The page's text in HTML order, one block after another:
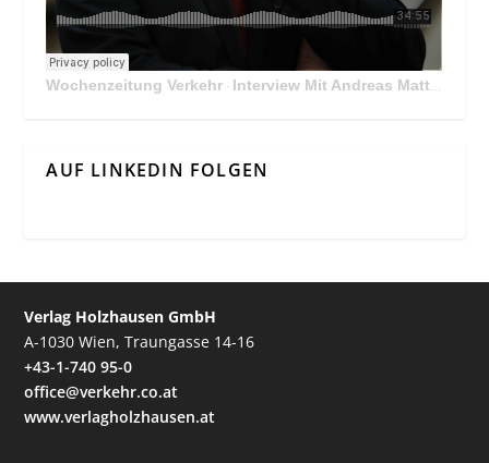
Wochenzeitung Verkehr · Interview Mit Andreas Matthä, CEO der ÖBB Holding
AUF LINKEDIN FOLGEN
Verlag Holzhausen GmbH
A-1030 Wien, Traungasse 14-16
+43-1-740 95-0
office@verkehr.co.at
www.verlagholzhausen.at